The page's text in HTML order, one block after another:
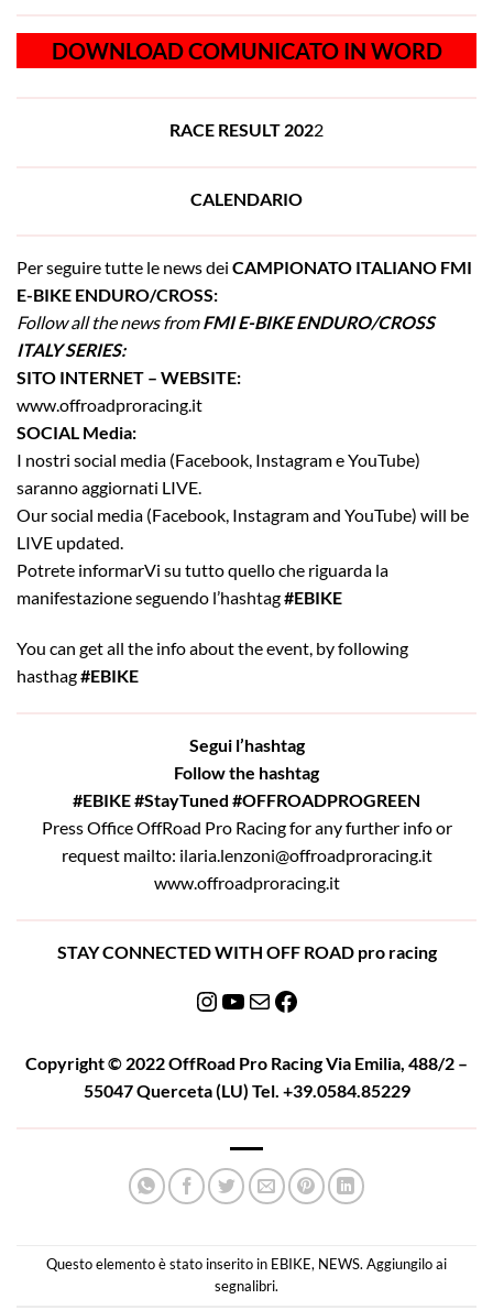
DOWNLOAD COMUNICATO IN WORD
RACE RESULT 2022
CALENDARIO
Per seguire tutte le news dei CAMPIONATO ITALIANO FMI
E-BIKE ENDURO/CROSS:
Follow all the news fromFMI E-BIKE ENDURO/CROSS
ITALY SERIES:
SITO INTERNET – WEBSITE:
www.offroadproracing.it
SOCIAL Media:
I nostri social media (Facebook, Instagram e YouTube)
saranno aggiornati LIVE.
Our social media (Facebook, Instagram and YouTube) will be
LIVE updated.
Potrete informarVi su tutto quello che riguarda la
manifestazione seguendo l’hashtag#EBIKE
You can get all the info about the event, by following
hasthag#EBIKE
Segui l’hashtag
Follow the hashtag
#EBIKE#StayTuned #OFFROADPROGREEN
Press Office OffRoad Pro Racing for any further info or
request mailto: ilaria.lenzoni@offroadproracing.it
www.offroadproracing.it
STAY CONNECTED WITH OFF ROAD pro racing
Instagram
YouTube
EmailFacebook
Copyright © 2022 OffRoad Pro Racing Via Emilia, 488/2 –
55047 Querceta (LU) Tel. +39.0584.85229
Questo elemento è stato inserito in EBIKE, NEWS. Aggiungilo ai
segnalibri.